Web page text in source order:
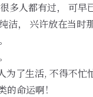
多人都有过， 可早
洁， 兴许放在当时
为了生活, 不得不忙
命运啊！